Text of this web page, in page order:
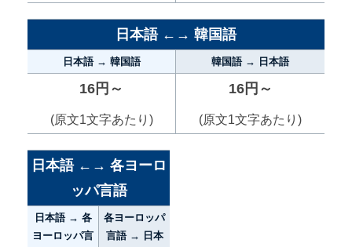
日本語 ←→ 韓国語
日本語 → 韓国語 韓国語 → 日本語
16円～
(原文1文字あたり)
16円～
(原文1文字あたり)
日本語 ←→ 各ヨーロ
ッパ言語
日本語 → 各
ヨーロッパ言
各ヨーロッパ
言語 → 日本